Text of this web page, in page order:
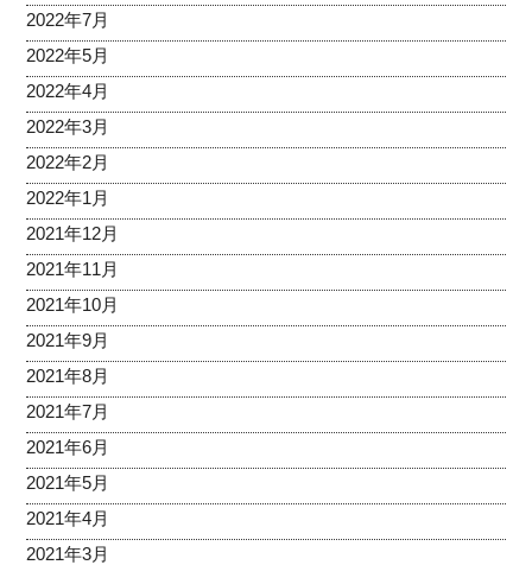
2022年7月
2022年5月
2022年4月
2022年3月
2022年2月
2022年1月
2021年12月
2021年11月
2021年10月
2021年9月
2021年8月
2021年7月
2021年6月
2021年5月
2021年4月
2021年3月